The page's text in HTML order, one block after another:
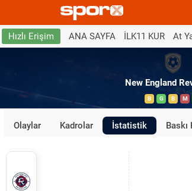
Hızlı Erişim ANA SAYFA İLK11 KUR At
New England
B G B M
Olaylar Kadrolar İstatistik Baskı